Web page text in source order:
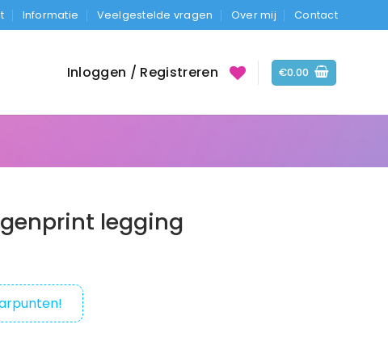
Informatie Veelgestelde vragen Over mij Contact
Inloggen / Registreren €0.00
legging